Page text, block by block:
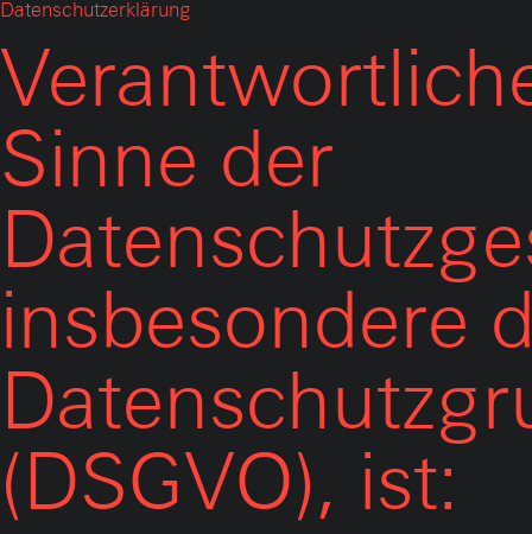
Datenschutzerklärung
Sinne der
insbesondere
(DSGVO), ist: